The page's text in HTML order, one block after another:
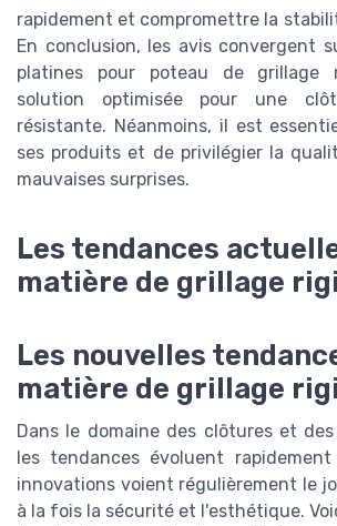
rapidement et compromettre la
En conclusion, les avis convergent
platines pour poteau de grillage
solution optimisée pour une
résistante. Néanmoins, il est
ses produits et de privilégier la
mauvaises surprises.
Les tendances
matière de grillage
Les nouvelles
matière de grillage
Dans le domaine des clôtures et
les tendances évoluent
innovations voient régulièrement le
à la fois la sécurité et l'esthétique.